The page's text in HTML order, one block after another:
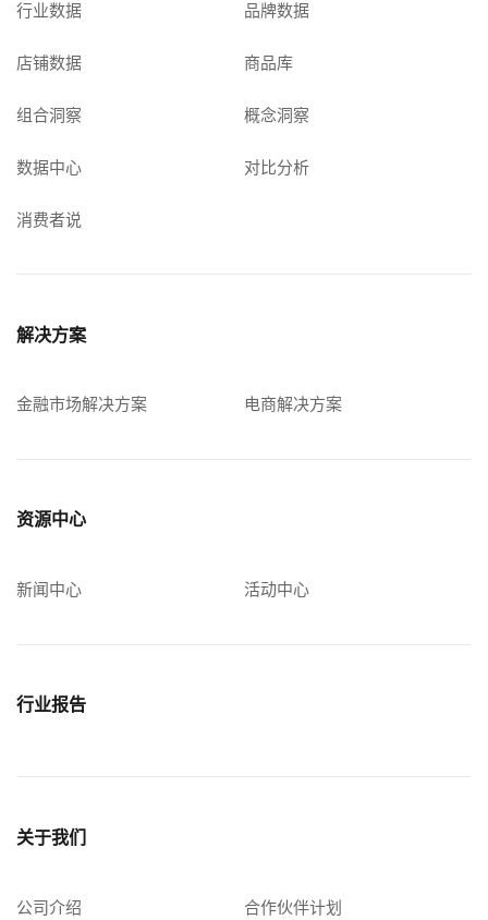
行业数据 品牌数据
店铺数据 商品库
组合洞察 概念洞察
数据中心 对比分析
消费者说
解决方案
金融市场解决方案 电商解决方案
资源中心
新闻中心 活动中心
行业报告
关于我们
公司介绍 合作伙伴计划